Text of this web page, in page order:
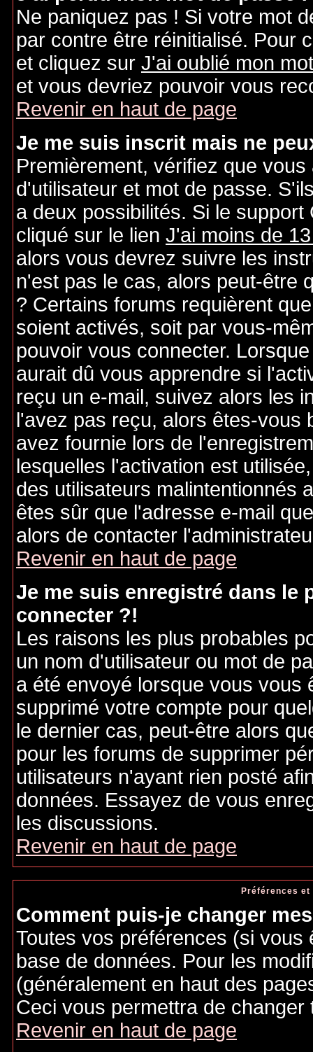
Ne paniquez pas ! Si votre mot
par contre être réinitialisé. Pour
et cliquez sur J'ai oublié mon
et vous devriez pouvoir vous
Revenir en haut de page
Je me suis inscrit mais ne
Premièrement, vérifiez que
d'utilisateur et mot de passe.
a deux possibilités. Si le
cliqué sur le lien J'ai moins de
alors vous devrez suivre les
n'est pas le cas, alors peut-être
? Certains forums requièrent
soient activés, soit par vous-
pouvoir vous connecter.
aurait dû vous apprendre si
reçu un e-mail, suivez alors les
l'avez pas reçu, alors êtes-vous
avez fournie lors de
lesquelles l'activation est
des utilisateurs malintentionnés
êtes sûr que l'adresse e-mail
alors de contacter
Revenir en haut de page
Je me suis enregistré dans le
connecter ?!
Les raisons les plus probables
un nom d'utilisateur ou mot de
a été envoyé lorsque vous vous
supprimé votre compte pour
le dernier cas, peut-être alors
pour les forums de supprimer
utilisateurs n'ayant rien posté
données. Essayez de vous
les discussions.
Revenir en haut de page
Préférences
Comment puis-je changer
Toutes vos préférences (si
base de données. Pour les
(généralement en haut des
Ceci vous permettra de
Revenir en haut de page